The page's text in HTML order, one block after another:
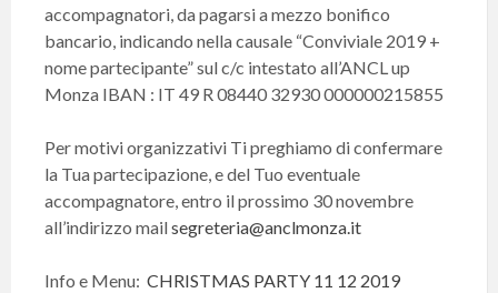
accompagnatori, da pagarsi a mezzo bonifico
bancario, indicando nella causale “Conviviale 2019 +
nome partecipante” sul c/c intestato all’ANCL up
Monza IBAN : IT 49 R 08440 32930 000000215855
Per motivi organizzativi Ti preghiamo di confermare
la Tua partecipazione, e del Tuo eventuale
accompagnatore, entro il prossimo 30 novembre
all’indirizzo mailsegreteria@anclmonza.it
Info e Menu: CHRISTMAS PARTY 11 12 2019